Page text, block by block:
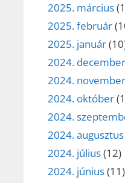
2025. március
2025. február
2025. január
2024. december
2024. november
2024. október
2024.
2024. augusztus
2024. július(12)
2024. június(11)